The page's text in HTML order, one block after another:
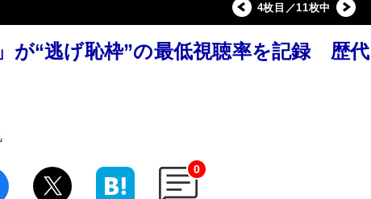
4枚目／11枚中
が“逃げ恥枠”の最低視聴率を記録 歴代
0